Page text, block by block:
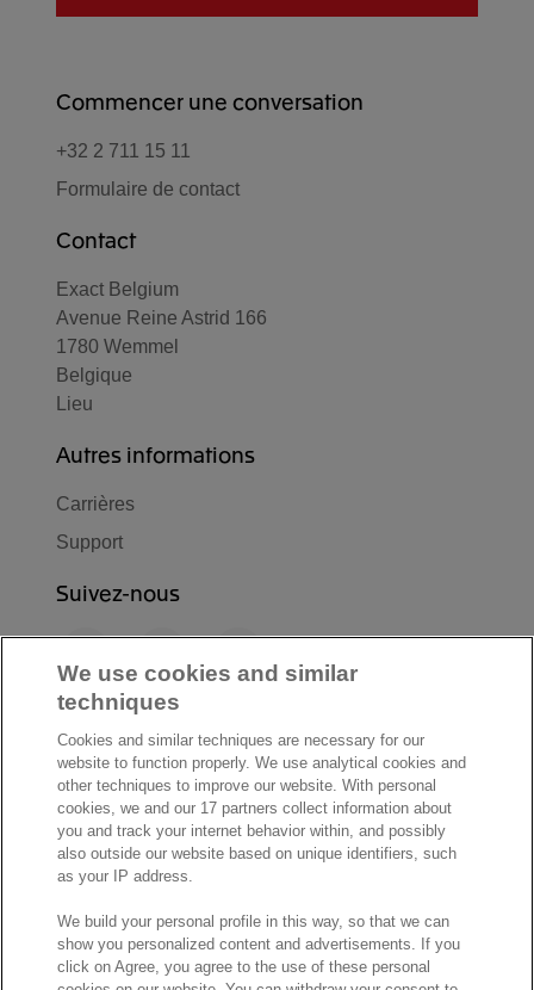
Commencer une conversation
+32 2 711 15 11
Formulaire de contact
Contact
Exact Belgium
Avenue Reine Astrid 166
1780 Wemmel
Belgique
Lieu
Autres informations
Carrières
Support
Suivez-nous
F
a
c
o
o
k
L
i
n
e
d
I
n
Y
o
b
e
n
s
t
a
g
r
a
m
S
p
o
t
i
f
y
© Exact 2026
Cookie statement
Cookie settings
We use cookies and similar
techniques
Cookies and similar techniques are necessary for our
website to function properly. We use analytical cookies and
other techniques to improve our website. With personal
cookies, we and our 17 partners collect information about
you and track your internet behavior within, and possibly
also outside our website based on unique identifiers, such
as your IP address.
We build your personal profile in this way, so that we can
show you personalized content and advertisements. If you
click on Agree, you agree to the use of these personal